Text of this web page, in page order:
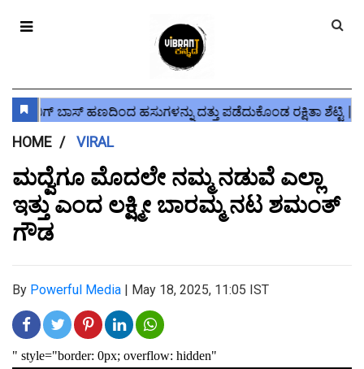
HOME VIRAL
ಮದ್ವೆಗೂ ಮೊದಲೇ ನಮ್ಮ ನಡುವೆ ಎಲ್ಲಾ
ಇತ್ತು ಎಂದ ಲಕ್ಷ್ಮೀ ಬಾರಮ್ಮ ನಟ ಶಮಂತ್
ಗೌಡ
By Powerful Media | May 18, 2025, 11:05 IST